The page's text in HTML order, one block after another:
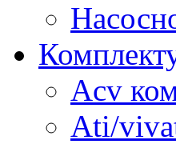
Acv
Ati/